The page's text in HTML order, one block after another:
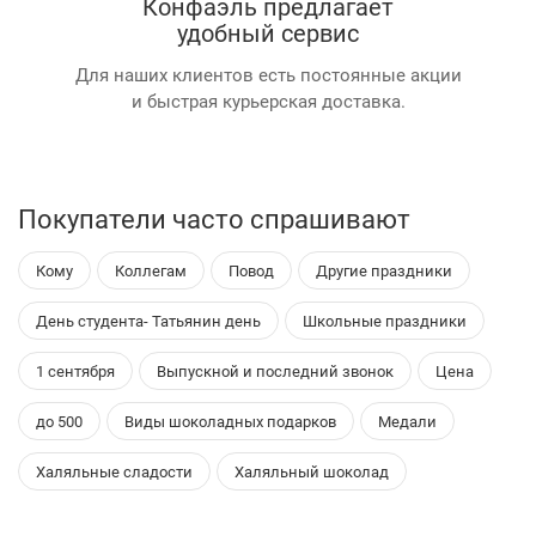
удобный сервис
Для наших клиентов есть постоянные акции
и быстрая курьерская доставка.
Покупатели часто спрашивают
Кому Коллегам Повод Другие праздники
День студента- Татьянин день Школьные праздники
1 сентября Выпускной и последний звонок Цена
до 500 Виды шоколадных подарков Медали
Халяльные сладости Халяльный шоколад